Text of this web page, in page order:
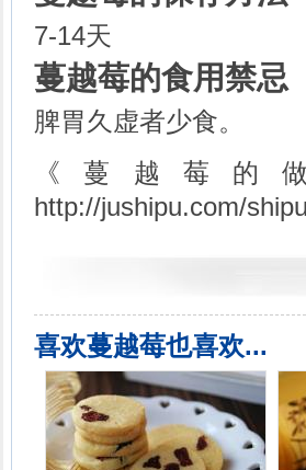
7-14天
蔓越莓的食用禁忌
脾胃久虚者少食。
《蔓越莓的
http://jushipu.com/
喜欢蔓越莓也喜欢...